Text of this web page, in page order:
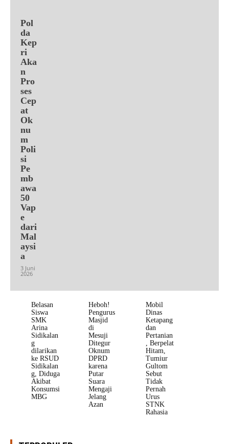
Pol
da
Kep
ri
Aka
n
Pro
ses
Cep
at
Ok
nu
m
Poli
si
Pe
mb
awa
50
Vap
e
dari
Mal
aysi
a
3 Juni
2026
Belasan
Siswa
SMK
Arina
Sidikalan
g
dilarikan
ke RSUD
Sidikalan
g, Diduga
Akibat
Konsumsi
MBG
Heboh!
Pengurus
Masjid
di
Mesuji
Ditegur
Oknum
DPRD
karena
Putar
Suara
Mengaji
Jelang
Azan
Mobil
Dinas
Ketapang
dan
Pertanian
, Berpelat
Hitam,
Tumiur
Gultom
Sebut
Tidak
Pernah
Urus
STNK
Rahasia